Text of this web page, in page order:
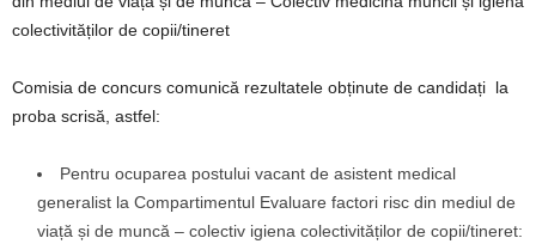
colectivităților de copii/tineret
Comisia de concurs comunică rezultatele obținute de candidați la
proba scrisă, astfel:
Pentru ocuparea postului vacant de asistent medical
generalist la Compartimentul Evaluare factori risc din mediul de
viață și de muncă – colectiv igiena colectivităților de copii/tineret: